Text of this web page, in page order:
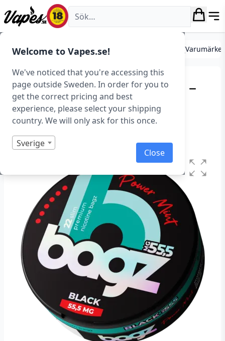
Welcome to Vapes.se!
We've noticed that you're accessing this
page outside Sweden. In order for you to
get the correct pricing and best
experience, please select your shipping
country. We will only ask for this once.
Sverige
Close
Vapes.se
Tobaksfritt snus (Nikotinpåsar) Tobaksfritt Snus
Bagz – Power Mint Black –
Slim (38,1 mg/portion)
Art.nr: 42770
I lager